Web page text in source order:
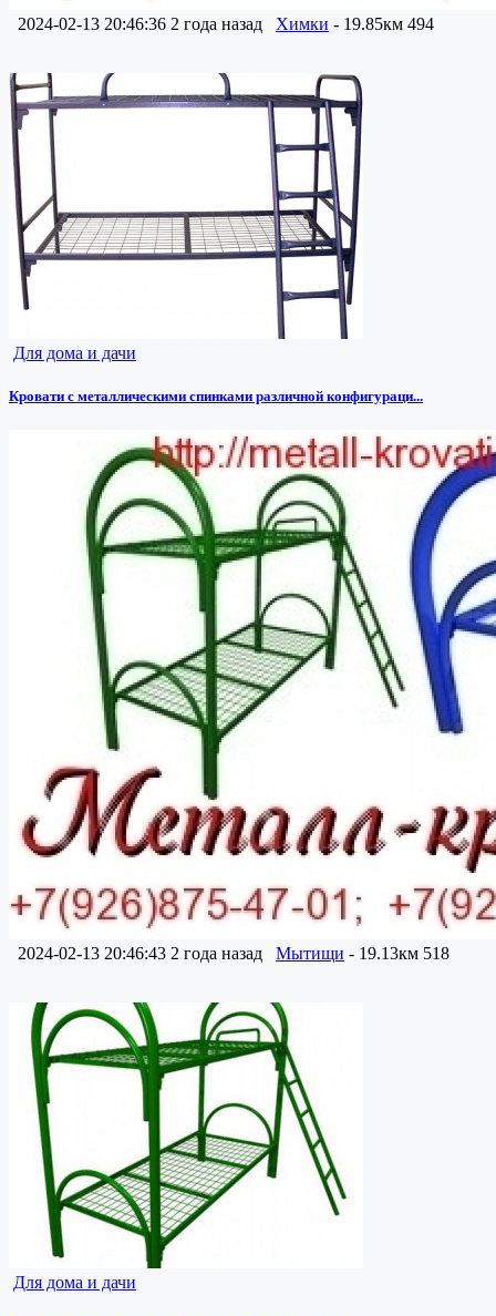
2024-02-13 20:46:36 2 года назад Химки - 19.85км 494
Для дома и дачи
Кровати с металлическими спинками различной конфигураци...
2024-02-13 20:46:43 2 года назад Мытищи - 19.13км 518
Для дома и дачи